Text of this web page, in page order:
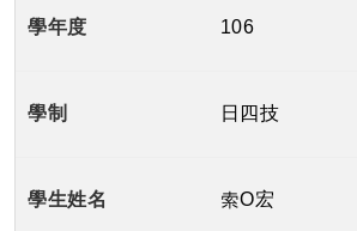
106
日四技
索O宏